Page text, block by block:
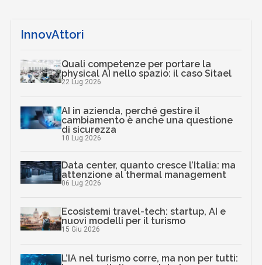
InnovAttori
Quali competenze per portare la
physical AI nello spazio: il caso Sitael
22 Lug 2026
AI in azienda, perché gestire il
cambiamento è anche una questione
di sicurezza
10 Lug 2026
Data center, quanto cresce l’Italia: ma
attenzione al thermal management
06 Lug 2026
Ecosistemi travel-tech: startup, AI e
nuovi modelli per il turismo
15 Giu 2026
L’IA nel turismo corre, ma non per tutti: